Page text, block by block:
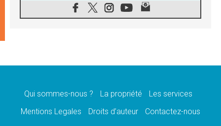
08.08.2026
Léon XIV: Sainte Agathe aide à contempler
08.08.2026
08.08.2026
Dalits sur le chemin de la dignité
Qui sommes-nous ? La propriété
Les services
Mentions Legales
Droits d’auteur Contactez-nous